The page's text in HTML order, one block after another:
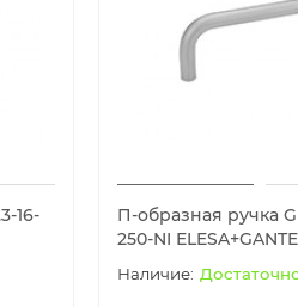
16-
П-образная ручка
250-NI